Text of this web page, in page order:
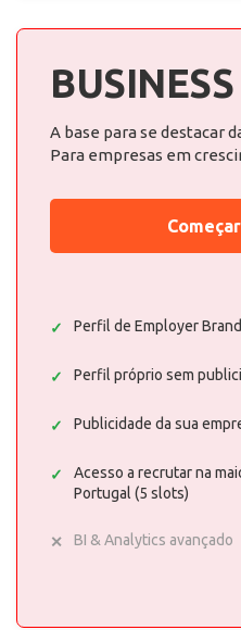
BUSINESS
A base para se destacar
Para empresas em
Perfil de Employer
Perfil próprio sem
Publicidade da sua
Acesso a recrutar na
Portugal (5 slots)
BI & Analytics avançado